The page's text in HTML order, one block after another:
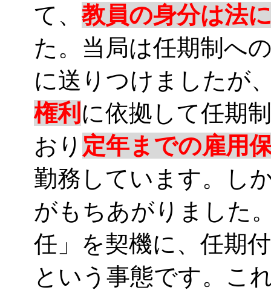
て、教員の身分は法
た。当局は任期制へ
に送りつけましたが
権利 に依拠して任期
おり 定年までの雇用
勤務しています。し
がもちあがりました
任」を契機に、任期
という事態です。こ